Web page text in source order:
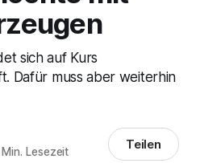
sich auf Kurs
Dafür muss aber weiterhin
Lesezeit Teilen